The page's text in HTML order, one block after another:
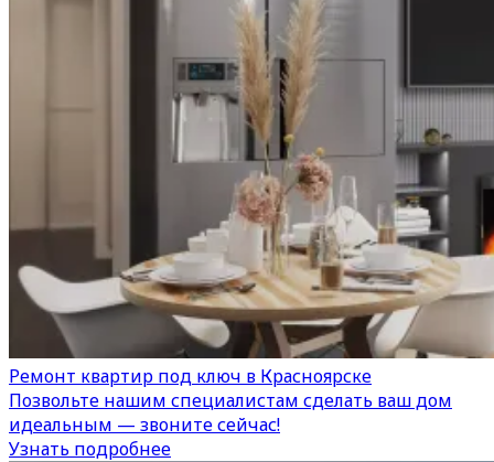
Ремонт квартир под ключ в Красноярске
Позвольте нашим специалистам сделать ваш дом
идеальным — звоните сейчас!
Узнать подробнее